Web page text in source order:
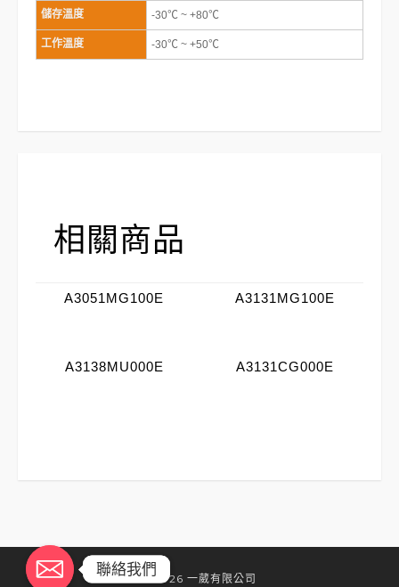
儲存溫度 -30℃ ~ +80℃
工作溫度 -30℃ ~ +50℃
相關商品
A3051MG100E A3131MG100E
A3138MU000E A3131CG000E
©2026 一葳有限公司
聯絡我們
聯絡我們